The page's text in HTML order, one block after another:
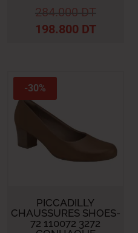
284.000 DT
198.800 DT
-30%
PICCADILLY
CHAUSSURES SHOES-
72 110072 3272